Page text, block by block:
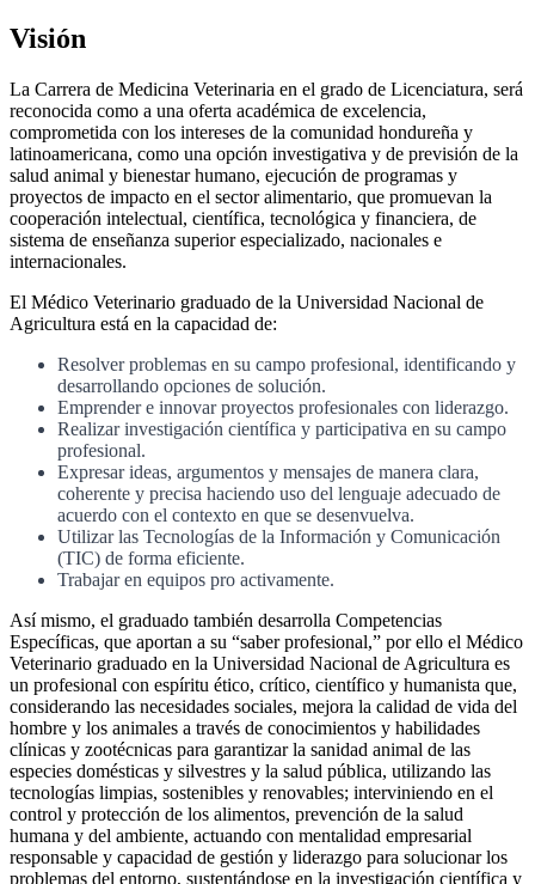
Visión
La Carrera de Medicina Veterinaria en el grado de Licenciatura, será
reconocida como a una oferta académica de excelencia,
comprometida con los intereses de la comunidad hondureña y
latinoamericana, como una opción investigativa y de previsión de la
salud animal y bienestar humano, ejecución de programas y
proyectos de impacto en el sector alimentario, que promuevan la
cooperación intelectual, científica, tecnológica y financiera, de
sistema de enseñanza superior especializado, nacionales e
internacionales.
El Médico Veterinario graduado de la Universidad Nacional de
Agricultura está en la capacidad de:
Resolver problemas en su campo profesional, identificando y
desarrollando opciones de solución.
Emprender e innovar proyectos profesionales con liderazgo.
Realizar investigación científica y participativa en su campo
profesional.
Expresar ideas, argumentos y mensajes de manera clara,
coherente y precisa haciendo uso del lenguaje adecuado de
acuerdo con el contexto en que se desenvuelva.
Utilizar las Tecnologías de la Información y Comunicación
(TIC) de forma eficiente.
Trabajar en equipos pro activamente.
Así mismo, el graduado también desarrolla Competencias
Específicas, que aportan a su “saber profesional,” por ello el Médico
Veterinario graduado en la Universidad Nacional de Agricultura es
un profesional con espíritu ético, crítico, científico y humanista que,
considerando las necesidades sociales, mejora la calidad de vida del
hombre y los animales a través de conocimientos y habilidades
clínicas y zootécnicas para garantizar la sanidad animal de las
especies domésticas y silvestres y la salud pública, utilizando las
tecnologías limpias, sostenibles y renovables; interviniendo en el
control y protección de los alimentos, prevención de la salud
humana y del ambiente, actuando con mentalidad empresarial
responsable y capacidad de gestión y liderazgo para solucionar los
problemas del entorno, sustentándose en la investigación científica y